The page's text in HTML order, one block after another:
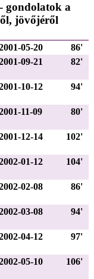
gondolatok a
jövőjéről
05-20
86'
09-21 82'
10-12 94'
11-09 80'
12-14 102'
01-12 104'
02-08 86'
03-08 94'
04-12 97'
05-10 106'